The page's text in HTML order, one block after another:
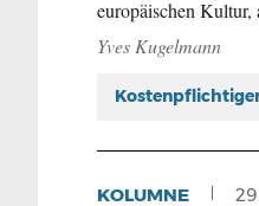
europäischen
Yves Kugelmann
KOLUMNE